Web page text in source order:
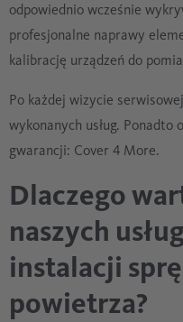
odpowiednio wcześnie
profesjonalne naprawy
kalibrację urządzeń do
Po każdej wizycie
wykonanych usług. Ponadto
gwarancji: Cover 4 More.
Dlaczego
naszych
instalacji
powietrza?